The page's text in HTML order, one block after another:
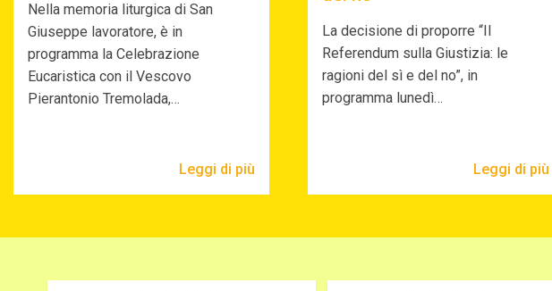
Nella memoria liturgica di San
Giuseppe lavoratore, è in
programma la Celebrazione
Eucaristica con il Vescovo
Pierantonio Tremolada,…
Leggi di più
La decisione di proporre “Il
Referendum sulla Giustizia: le
ragioni del sì e del no”, in
programma lunedì…
Leggi di più